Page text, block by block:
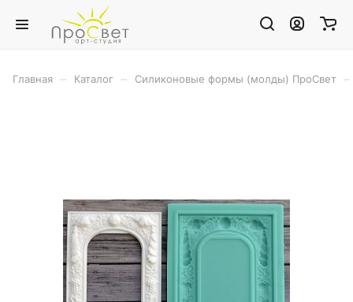
Главная Каталог Силиконовые формы (молды) ПроСвет